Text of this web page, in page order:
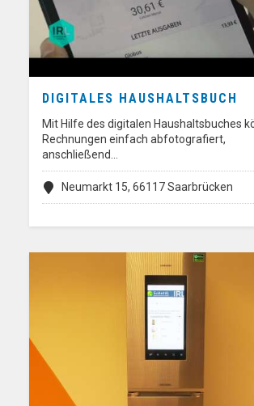
DIGITALES HAUSHALTSBUCH
Mit Hilfe des digitalen Haushaltsbuches
Rechnungen einfach abfotografiert,
anschließend…
Neumarkt 15, 66117 Saarbrücken